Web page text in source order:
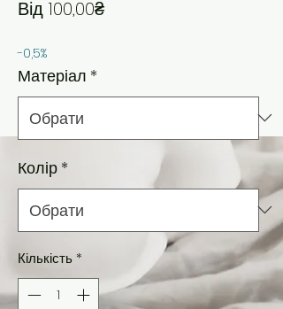
Від 100,00₴За розпродажем
-0,5%
Матеріал *
Колір *
Кількість *